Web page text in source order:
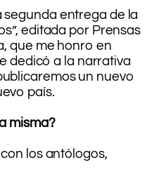
segunda entrega de la
editada por Prensas
que me honro en
dedicó a la narrativa
un nuevo
país.
misma?
los antólogos,